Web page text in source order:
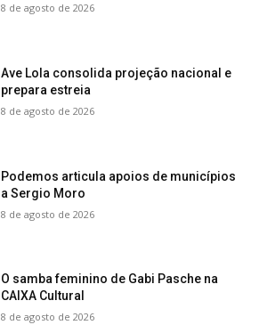
8 de agosto de 2026
Ave Lola consolida projeção nacional e
prepara estreia
8 de agosto de 2026
Podemos articula apoios de municípios
a Sergio Moro
8 de agosto de 2026
O samba feminino de Gabi Pasche na
CAIXA Cultural
8 de agosto de 2026